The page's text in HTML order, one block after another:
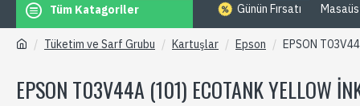
Tüm Katagoriler Günün Fırsatı
Tüketim ve Sarf Grubu Kartuşlar Epson EPSON
EPSON T03V44A (101) ECOTANK YELLOW